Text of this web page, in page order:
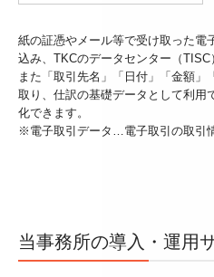
紙の証憑やメール等で受け取った
込み、TKCのデータセンター（TISC
また「取引先名」「日付」「金額」
取り、仕訳の基礎データとして利用
化できます。
※電子取引データ…電子取引の取引
当事務所の導入・運用